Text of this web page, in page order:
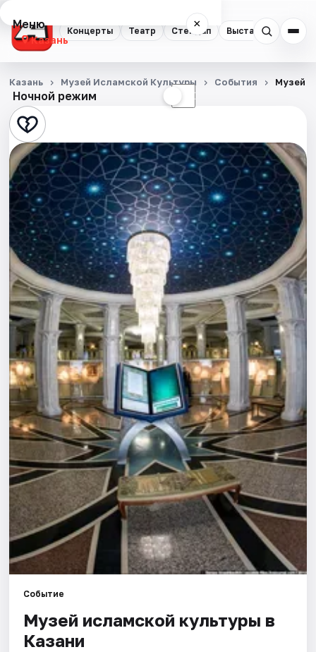
Концерты Театр Стендап Выставки
Меню ×
Казань
Концерты
Театр
Стендап
Выставки
Квесты
Экскурсии
Спорт
События
Города
Площадки
Артисты
Рейтинги
Ночной режим ☾
Казань Музей Исламской Культуры События Музей
Событие
Музей исламской культуры в
Казани